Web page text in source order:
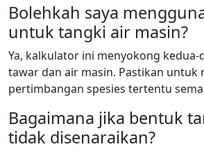
Bolehkah saya
untuk tangki air masin?
Ya, kalkulator ini menyokong
tawar dan air masin. Pastikan untuk
pertimbangan spesies tertentu
Bagaimana jika bentuk
tidak disenaraikan?